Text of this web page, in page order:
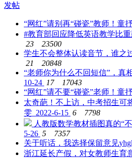
发帖
“网红”请别再“碰瓷”教师！ 童
#教育部回应降低英语教学比
23
23500
学生不会整体认读音节，谁之
21
20848
“老师你为什么不回短信”，真
10-24 17
17043
“网红”请不要“碰瓷”老师！ 童
太奇葩！不上访，中考招生可
雯 2022-6-15 6
7798
人教版数学教材插图真的“
5-26 5
7357
关于听话，我选择保留意见
浙江延长产假，对女教师生育